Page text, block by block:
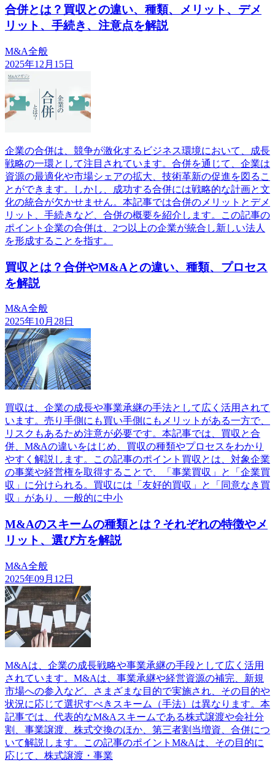
合併とは？買収との違い、種類、メリット、デメ
リット、手続き、注意点を解説
M&A全般
2025年12月15日
企業の合併は、競争が激化するビジネス環境において、成長
戦略の一環として注目されています。合併を通じて、企業は
資源の最適化や市場シェアの拡大、技術革新の促進を図るこ
とができます。しかし、成功する合併には戦略的な計画と文
化の統合が欠かせません。本記事では合併のメリットとデメ
リット、手続きなど、合併の概要を紹介します。この記事の
ポイント企業の合併は、2つ以上の企業が統合し新しい法人
を形成することを指す。
買収とは？合併やM&Aとの違い、種類、プロセス
を解説
M&A全般
2025年10月28日
買収は、企業の成長や事業承継の手法として広く活用されて
います。売り手側にも買い手側にもメリットがある一方で、
リスクもあるため注意が必要です。本記事では、買収と合
併、M&Aの違いをはじめ、買収の種類やプロセスをわかり
やすく解説します。この記事のポイント買収とは、対象企業
の事業や経営権を取得することで、「事業買収」と「企業買
収」に分けられる。買収には「友好的買収」と「同意なき買
収」があり、一般的に中小
M&Aのスキームの種類とは？それぞれの特徴やメ
リット、選び方を解説
M&A全般
2025年09月12日
M&Aは、企業の成長戦略や事業承継の手段として広く活用
されています。M&Aは、事業承継や経営資源の補完、新規
市場への参入など、さまざまな目的で実施され、その目的や
状況に応じて選択すべきスキーム（手法）は異なります。本
記事では、代表的なM&Aスキームである株式譲渡や会社分
割、事業譲渡、株式交換のほか、第三者割当増資、合併につ
いて解説します。この記事のポイントM&Aは、その目的に
応じて、株式譲渡・事業